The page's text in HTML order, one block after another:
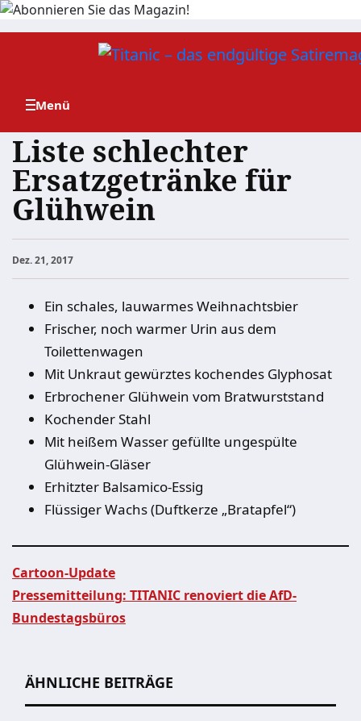
Zum
Liste schlechter
Ersatzgetränke für
Glühwein
Dez. 21, 2017
Ein schales, lauwarmes Weihnachtsbier
Frischer, noch warmer Urin aus dem
Toilettenwagen
Mit Unkraut gewürztes kochendes Glyphosat
Erbrochener Glühwein vom Bratwurststand
Kochender Stahl
Mit heißem Wasser gefüllte ungespülte
Glühwein-Gläser
Erhitzter Balsamico-Essig
Flüssiger Wachs (Duftkerze „Bratapfel“)
Beitragsnavigation
Cartoon-Update
Pressemitteilung: TITANIC renoviert die AfD-
Bundestagsbüros
ÄHNLICHE BEITRÄGE